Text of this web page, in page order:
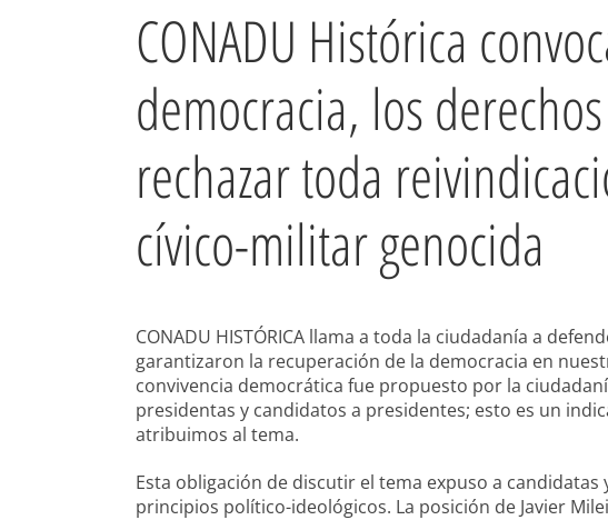
CONADU Histórica
democracia, los
rechazar toda
cívico-militar genocida
CONADU HISTÓRICA llama a toda la ciudadanía a
garantizaron la recuperación de la democracia en
convivencia democrática fue propuesto por la
presidentas y candidatos a presidentes; esto es un
atribuimos al tema.
Esta obligación de discutir el tema expuso a
principios político-ideológicos. La posición de Javier